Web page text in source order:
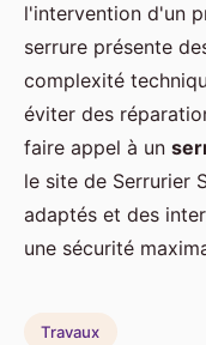
l'intervention d'un
serrure présente
complexité
éviter des
faire appel à un
le site de Serrurier
adaptés et des
une sécurité
Travaux